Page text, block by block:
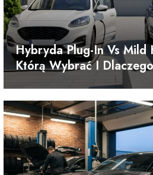
Hybryda Plug-In Vs Mild
Którą Wybrać I